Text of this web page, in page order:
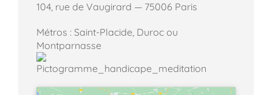
104, rue de Vaugirard — 75006 Paris
Métros : Saint-Placide, Duroc ou
Montparnasse